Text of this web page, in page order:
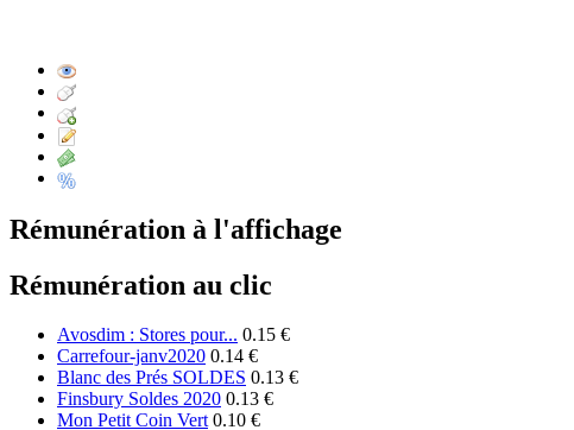
Rémunération à l'affichage
Rémunération au clic
Avosdim : Stores pour... 0.15 €
Carrefour-janv2020 0.14 €
Blanc des Prés SOLDES 0.13 €
Finsbury Soldes 2020 0.13 €
Mon Petit Coin Vert 0.10 €